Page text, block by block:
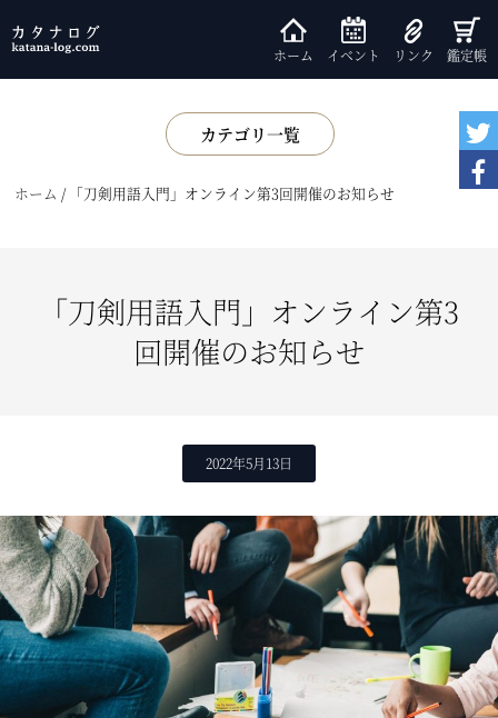
ホーム イベント リンク 鑑定帳
カテゴリ一覧
書籍
基礎知識
ホーム / 「刀剣用語入門」オンライン第3回開催のお知らせ
「刀剣用語入門」オンライン第3
回開催のお知らせ
2022年5月13日